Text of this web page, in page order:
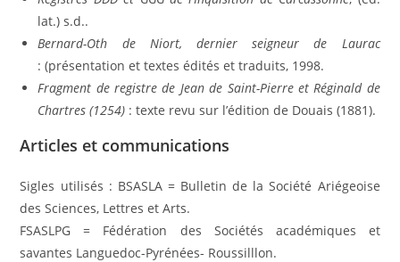
lat.) s.d..
Bernard-Oth de Niort, dernier seigneur de Laurac
: (présentation et textes édités et traduits, 1998.
Fragment de registre de Jean de Saint-Pierre et Réginald de
Chartres (1254) : texte revu sur l’édition de Douais (1881).
Articles et communications
Sigles utilisés : BSASLA = Bulletin de la Société Ariégeoise
des Sciences, Lettres et Arts.
FSASLPG = Fédération des Sociétés académiques et
savantes Languedoc-Pyrénées- Roussilllon.